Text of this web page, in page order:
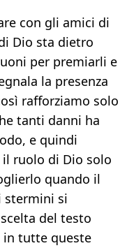
con gli amici di
Dio sta dietro
per premiarli e
la presenza
rafforziamo solo
tanti danni ha
e quindi
ruolo di Dio solo
quando il
stermini si
del testo
in tutte queste